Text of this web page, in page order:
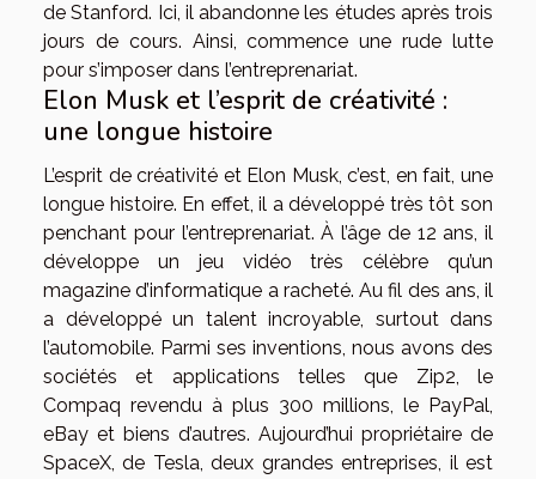
de Stanford. Ici, il abandonne les études après trois
jours de cours. Ainsi, commence une rude lutte
pour s’imposer dans l’entreprenariat.
Elon Musk et l’esprit de créativité :
une longue histoire
L’esprit de créativité et Elon Musk, c’est, en fait, une
longue histoire. En effet, il a développé très tôt son
penchant pour l’entreprenariat. À l’âge de 12 ans, il
développe un jeu vidéo très célèbre qu’un
magazine d’informatique a racheté. Au fil des ans, il
a développé un talent incroyable, surtout dans
l’automobile. Parmi ses inventions, nous avons des
sociétés et applications telles que Zip2, le
Compaq revendu à plus 300 millions, le PayPal,
eBay et biens d’autres. Aujourd’hui propriétaire de
SpaceX, de Tesla, deux grandes entreprises, il est